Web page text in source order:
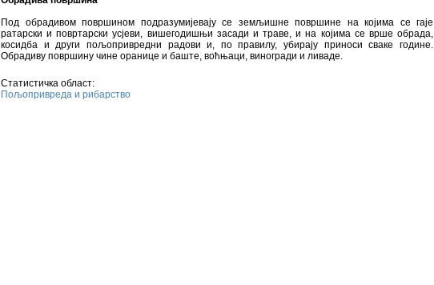
Под обрадивом површином подразумијевају се земљишне површине на којима се гаје
ратарски и повртарски усјеви, вишегодишњи засади и траве, и на којима се врше обрада,
косидба и други пољопривредни радови и, по правилу, убирају приноси сваке године.
Обрадиву површину чине оранице и баште, воћњаци, виногради и ливаде.
Статистичка област:
Пољопривреда и рибарство